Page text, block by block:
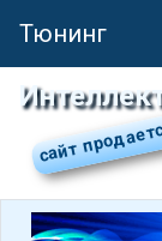
Тюнинг